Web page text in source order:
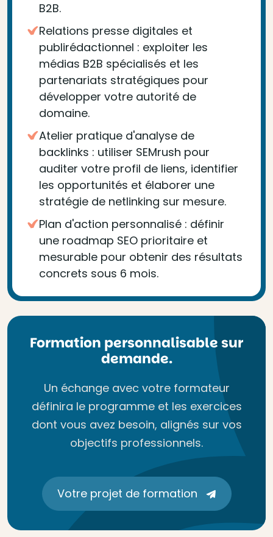
B2B.
Relations presse digitales et
publirédactionnel : exploiter les
médias B2B spécialisés et les
partenariats stratégiques pour
développer votre autorité de
domaine.
Atelier pratique d'analyse de
backlinks : utiliser SEMrush pour
auditer votre profil de liens, identifier
les opportunités et élaborer une
stratégie de netlinking sur mesure.
Plan d'action personnalisé : définir
une roadmap SEO prioritaire et
mesurable pour obtenir des résultats
concrets sous 6 mois.
Formation personnalisable sur
demande.
Un échange avec votre formateur
définira le programme et les exercices
dont vous avez besoin, alignés sur vos
objectifs professionnels.
Votre projet de formation